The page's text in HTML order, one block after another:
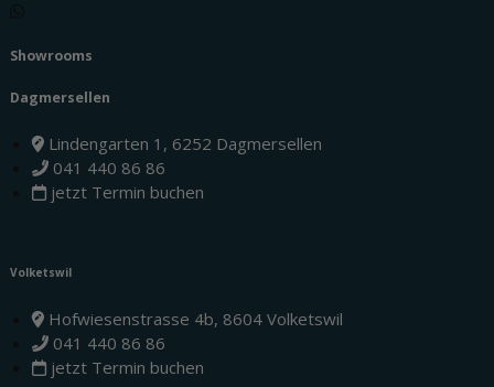
Showrooms
Dagmersellen
Lindengarten 1, 6252 Dagmersellen
041 440 86 86
jetzt Termin buchen
Volketswil
Hofwiesenstrasse 4b, 8604 Volketswil
041 440 86 86
jetzt Termin buchen